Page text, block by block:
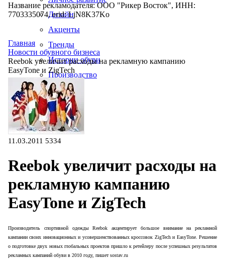
Дизайн
Акценты
Тренды
Истории обуви
Производство
Название рекламодателя: ООО "Рикер Восток", ИНН:
7703335074, erid: LjN8K37Ko
Главная
Новости обувного бизнеса
Reebok увеличит расходы на рекламную кампанию
EasyTone и ZigTech
11.03.2011 5334
Reebok увеличит расходы на
рекламную кампанию
EasyTone и ZigTech
Производитель спортивной одежды Reebok акцентирует большое внимание на рекламной
кампании своих инновационных и усовершенствованных кроссовок ZigTech и EasyTone. Решение
о подготовке двух новых глобальных проектов пришло к ретейлеру после успешных результатов
рекламных кампаний обуви в 2010 году, пишетsostav.ru